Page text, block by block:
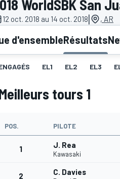
WorldSBK San
12 oct. 2018 au 14 oct. 2018| , AR
d'ensembleRésultats
EL1 EL2 EL3
tours 1
POS. PILOTE
1 J. Rea
Kawasaki
2 C. Davies